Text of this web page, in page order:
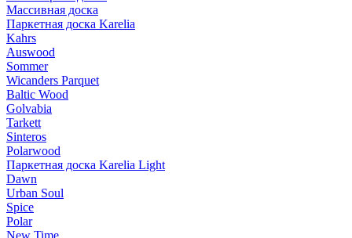
Массивная доска
Паркетная доска Karelia
Kahrs
Auswood
Sommer
Wicanders Parquet
Baltic Wood
Golvabia
Tarkett
Sinteros
Polarwood
Паркетная доска Karelia Light
Dawn
Urban Soul
Spice
Polar
New Time